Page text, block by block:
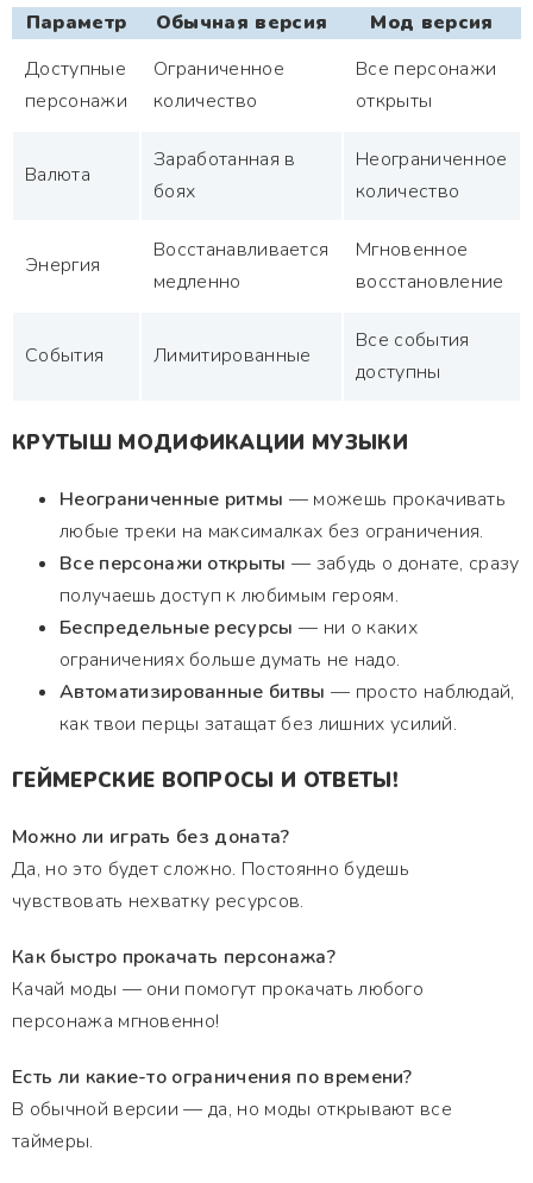
Параметр Обычная версия
Мод версия
Доступные
персонажи
Ограниченное
количество
Все персонажи
открыты
Валюта
Заработанная в
боях
Неограниченное
количество
Энергия
Восстанавливается
медленно
Мгновенное
восстановление
События Лимитированные
Все события
доступны
КРУТЫШ МОДИФИКАЦИИ МУЗЫКИ
Неограниченные ритмы — можешь прокачивать
любые треки на максималках без ограничения.
Все персонажи открыты — забудь о донате, сразу
получаешь доступ к любимым героям.
Беспредельные ресурсы — ни о каких
ограничениях больше думать не надо.
Автоматизированные битвы — просто наблюдай,
как твои перцы затащат без лишних усилий.
ГЕЙМЕРСКИЕ ВОПРОСЫ И ОТВЕТЫ!
Можно ли играть без доната?
Да, но это будет сложно. Постоянно будешь
чувствовать нехватку ресурсов.
Как быстро прокачать персонажа?
Качай моды — они помогут прокачать любого
персонажа мгновенно!
Есть ли какие-то ограничения по времени?
В обычной версии — да, но моды открывают все
таймеры.